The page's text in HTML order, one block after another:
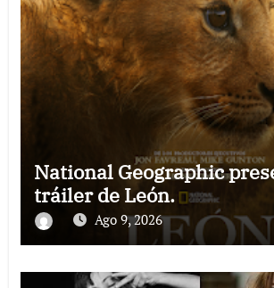
National Geographic
tráiler de León.
Ago 9, 2026